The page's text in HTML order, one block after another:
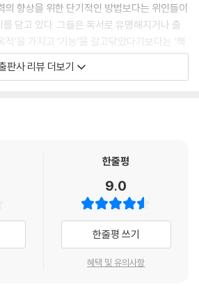
의 향상을 위한 단기적인 방법보다는 위인들이
담고 있다. 그들은 독서로 유명해지거나 출
’을 가지고 ‘기능’을 갈고닦았다기보다는 ‘책
와 즐거움을 찾았던 위대한 책벌레들이다. 또
구에 대한 열정이나 호기심을 풀기 위해 책 읽
서 멘토가 되다
아이들의 독서 멘토가 된다! 위인들과 아이들
이 열린다!
만남으로 시작된다. 아이들은 위인들을 친근
하게 대하며 궁금한 것들을 자유롭게 질문한다.
판사 리뷰 더보기
한줄평
9.0
한줄평 쓰기
혜택 및 유의사항